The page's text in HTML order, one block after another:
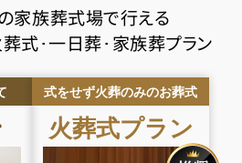
家族葬式場で行える
式･一日葬･家族葬プラン
式をせず火葬のみのお葬式
火葬式プラン